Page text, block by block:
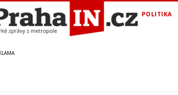
POLITIKA